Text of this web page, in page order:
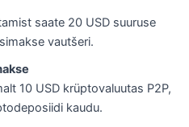
saate 20 USD suuruse
vautšeri.
10 USD krüptovaluutas P2P,
kaudu.